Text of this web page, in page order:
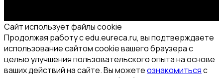
Сайт использует файлы cookie
Продолжая работу с edu.eureca.ru, вы подтверждаете
использование сайтом cookie вашего браузера с
целью улучшения пользовательского опыта на основе
ваших действий на сайте. Вы можетеознакомитьсяс